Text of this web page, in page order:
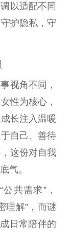
以适配不同
护隐私，守
视角不同，
性为核心，
长注入温暖
自己、善待
这份对自我
气。
共需求”，
理解”，而谜
日常陪伴的